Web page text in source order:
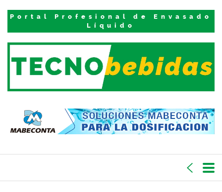
Portal Profesional de Envasado
Líquido